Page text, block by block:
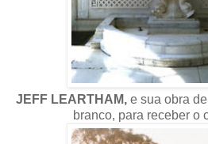
JEFF LEARTHAM, e sua obra
branco, para receber o